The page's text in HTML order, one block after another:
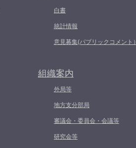
白書
統計情報
意見募集(パブリックコメント）
組織案内
外局等
地方支分部局
審議会・委員会・会議等
研究会等